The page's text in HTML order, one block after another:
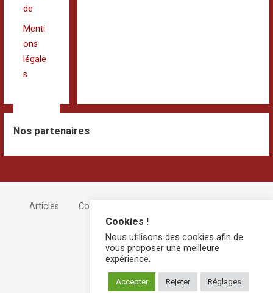
de
Menti
ons
légale
s
Nos partenaires
Articles Compétition
Cookies !
Nous utilisons des cookies afin de
vous proposer une meilleure
expérience.
Accepter Rejeter Réglages